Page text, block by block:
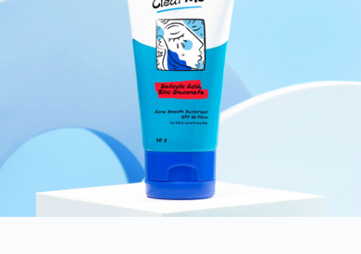
Promo
Acne 101
Our Story